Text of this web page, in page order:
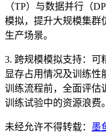
（TP）与数据并行（
模拟，提升大规模集群
生产场景。
3. 跨规模模拟支持：可
显存占用情况及训练性
训练流程前，全面评估
训练试验中的资源浪费。
未经允许不得转载： 墨